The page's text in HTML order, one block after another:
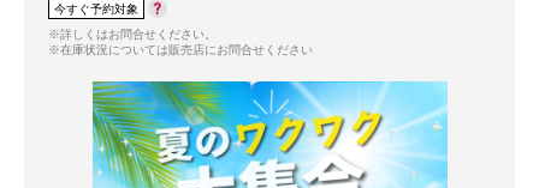
今すぐ予約対象
※詳しくはお問合せください。
※在庫状況については販売店にお問合せください